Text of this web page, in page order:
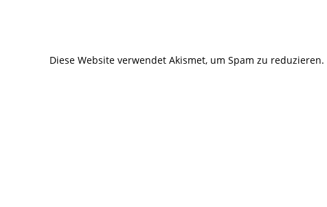
ein
ein
Diese Website verwendet Akismet, um Spam zu reduzieren.